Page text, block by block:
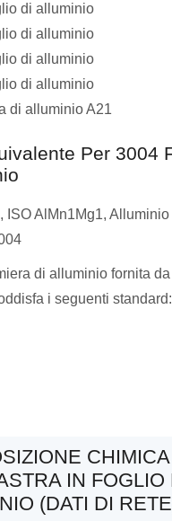
di alluminio
di alluminio
di alluminio
di alluminio
di alluminio A21
Per 3004
ISO AlMn1Mg1, Alluminio
di alluminio fornita
i seguenti standard:
CHIMICA
IN FOGLIO
(DATI DI